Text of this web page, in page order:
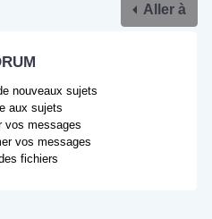
Aller à
nouveaux sujets
aux sujets
vos messages
vos messages
fichiers